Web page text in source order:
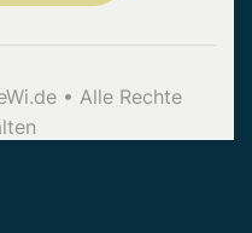
• Alle Rechte